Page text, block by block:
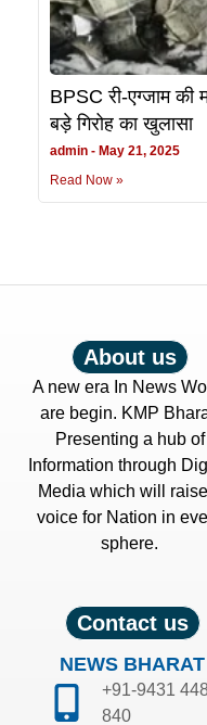
BPSC री-एग्जाम की
बड़े गिरोह का खुलासा
admin
May 21, 2025
Read Now »
About us
A new era In News
are begin. KMP
Presenting a hub of
Information through
Media which will
voice for Nation in
sphere.
Contact us
NEWS BHARAT
+91-9431
840